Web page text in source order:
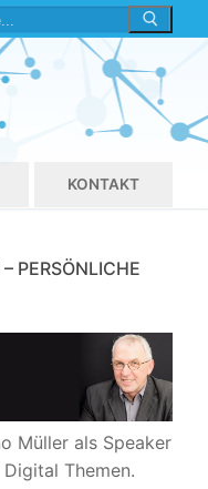
KONTAKT
PERSÖNLICHE
Müller als Speaker
Themen.